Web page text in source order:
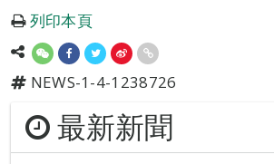
列印本頁
NEWS-1-4-1238726
最新新聞